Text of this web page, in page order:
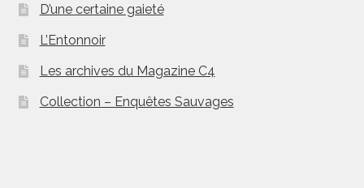
D’une certaine gaieté
L’Entonnoir
Les archives du Magazine C4
Collection – Enquêtes Sauvages